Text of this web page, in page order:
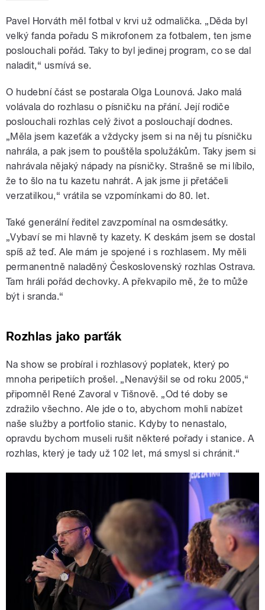
Pavel Horváth měl fotbal v krvi už odmalička. „Děda byl
velký fanda pořadu S mikrofonem za fotbalem, ten jsme
poslouchali pořád. Taky to byl jedinej program, co se dal
naladit,“ usmívá se.
O hudební část se postarala Olga Lounová. Jako malá
volávala do rozhlasu o písničku na přání. Její rodiče
poslouchali rozhlas celý život a poslouchají dodnes.
„Měla jsem kazeťák a vždycky jsem si na něj tu písničku
nahrála, a pak jsem to pouštěla spolužákům. Taky jsem si
nahrávala nějaký nápady na písničky. Strašně se mi líbilo,
že to šlo na tu kazetu nahrát. A jak jsme ji přetáčeli
verzatilkou,“ vrátila se vzpomínkami do 80. let.
Také generální ředitel zavzpomínal na osmdesátky.
„Vybaví se mi hlavně ty kazety. K deskám jsem se dostal
spíš až teď. Ale mám je spojené i s rozhlasem. My měli
permanentně naladěný Československý rozhlas Ostrava.
Tam hráli pořád dechovky. A překvapilo mě, že to může
být i sranda.“
Rozhlas jako parťák
Na show se probíral i rozhlasový poplatek, který po
mnoha peripetiích prošel. „Nenavýšil se od roku 2005,“
připomněl René Zavoral v Tišnově. „Od té doby se
zdražilo všechno. Ale jde o to, abychom mohli nabízet
naše služby a portfolio stanic. Kdyby to nenastalo,
opravdu bychom museli rušit některé pořady i stanice. A
rozhlas, který je tady už 102 let, má smysl si chránit.“